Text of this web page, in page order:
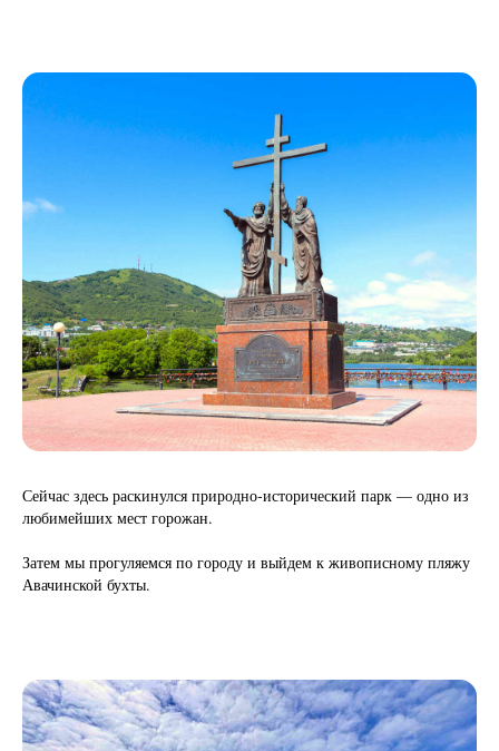
Сейчас здесь раскинулся природно‑исторический парк — одно из
любимейших мест горожан.
Затем мы прогуляемся по городу и выйдем к живописному пляжу
Авачинской бухты.